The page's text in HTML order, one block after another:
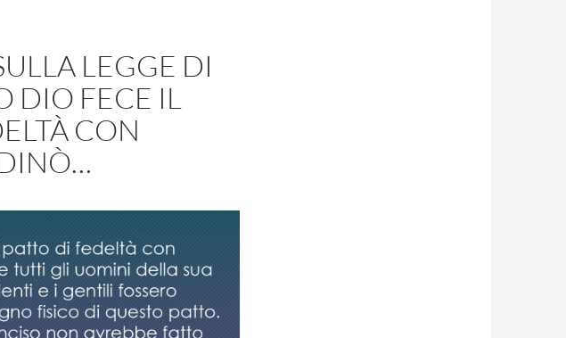
LEGGE DI
DIO FECE IL
CON